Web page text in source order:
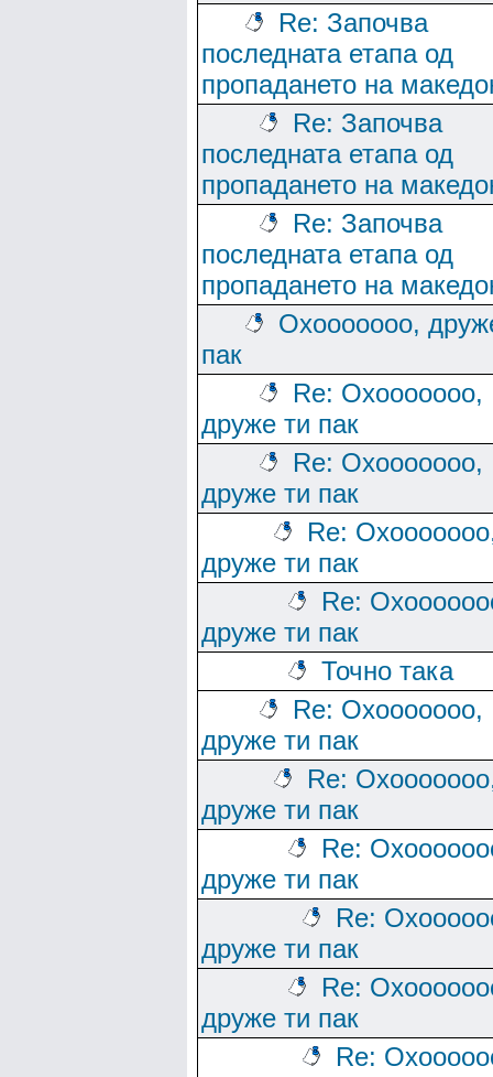
Re: Започва
последната етапа од
пропадането на
Re: Започва
последната етапа од
пропадането на
Re: Започва
последната етапа од
пропадането на
Охооооооо,
пак
Re: Охооооооо,
друже ти пак
Re: Охооооооо,
друже ти пак
Re:
друже ти пак
Re:
друже ти пак
Точно така
Re: Охооооооо,
друже ти пак
Re:
друже ти пак
Re:
друже ти пак
Re:
друже ти пак
Re:
друже ти пак
Re: